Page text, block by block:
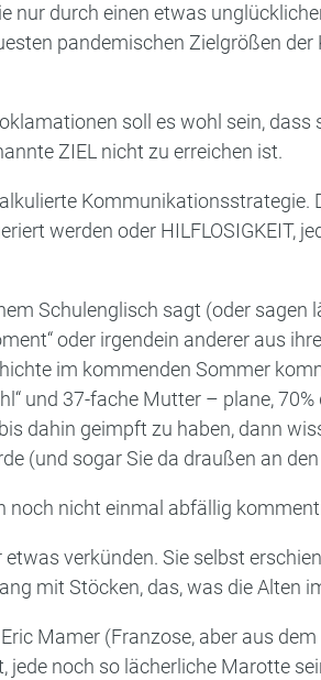
nur durch einen etwas
pandemischen Zielgrößen
soll es wohl sein,
ZIEL nicht zu erreichen ist.
Kommunikationsstrategie.
werden oder HILFLOSIGKEIT,
Schulenglisch sagt (oder sagen
oder irgendein anderer aus
im kommenden Sommer
und 37-fache Mutter – plane,
dahin geimpft zu haben, dann
(und sogar Sie da draußen an
noch nicht einmal abfällig
verkünden. Sie selbst
mit Stöcken, das, was die Alten
Mamer (Franzose, aber aus
jede noch so lächerliche Marotte